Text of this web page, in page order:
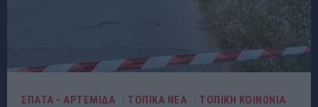
ΣΠΑΤΑ - ΑΡΤΕΜΙΔΑ ΤΟΠΙΚΑ ΝΕΑ ΤΟΠΙΚΗ ΚΟΙΝΩΝΙΑ